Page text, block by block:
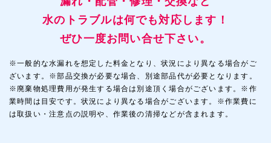
水のトラブルは何でも対応します！
ぜひ一度お問い合せ下さい。
※一般的な水漏れを想定した料金となり、状況により異なる場合がご
ざいます。※部品交換が必要な場合、別途部品代が必要となります。
※廃棄物処理費用が発生する場合は別途頂く場合がございます。※作
業時間は目安です。状況により異なる場合がございます。※作業費に
は取扱い・注意点の説明や、作業後の清掃などが含まれます。